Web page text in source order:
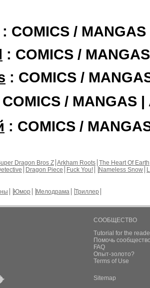
: COMICS /
: COMICS /
: COMICS /
/ MANGAS |
: COMICS /
Dragon Bros Z Arkham Roots The Heart Of Earth
Dragon Piece Fuck You! Nameless Snow
Юмор Мелодрама Триллер
СООБЩЕСТВО
Tutorial for the
Помочь
FAQ
Опыт-золото?
Terms of Use
Sitemap